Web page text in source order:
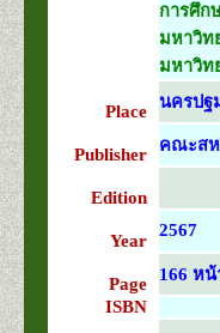
การศึก
มหาวิท
มหาวิท
Place นครปฐ
Publisher คณะสห
Edition
Year
2567
Page
166 หน้
ISBN